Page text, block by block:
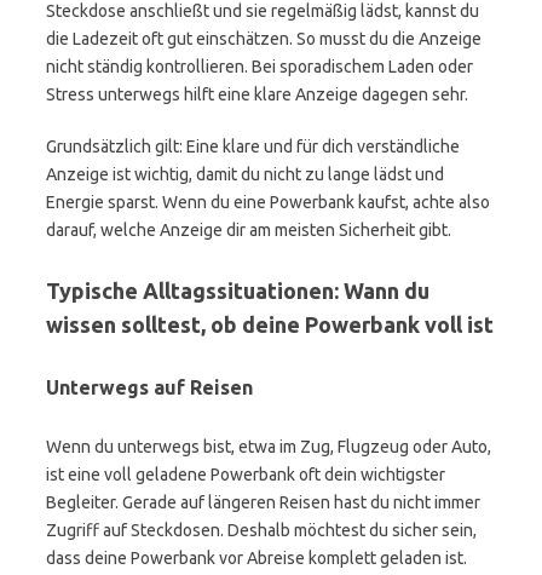
Steckdose anschließt und sie regelmäßig lädst, kannst du
die Ladezeit oft gut einschätzen. So musst du die Anzeige
nicht ständig kontrollieren. Bei sporadischem Laden oder
Stress unterwegs hilft eine klare Anzeige dagegen sehr.
Grundsätzlich gilt: Eine klare und für dich verständliche
Anzeige ist wichtig, damit du nicht zu lange lädst und
Energie sparst. Wenn du eine Powerbank kaufst, achte also
darauf, welche Anzeige dir am meisten Sicherheit gibt.
Typische Alltagssituationen: Wann du
wissen solltest, ob deine Powerbank voll ist
Unterwegs auf Reisen
Wenn du unterwegs bist, etwa im Zug, Flugzeug oder Auto,
ist eine voll geladene Powerbank oft dein wichtigster
Begleiter. Gerade auf längeren Reisen hast du nicht immer
Zugriff auf Steckdosen. Deshalb möchtest du sicher sein,
dass deine Powerbank vor Abreise komplett geladen ist.